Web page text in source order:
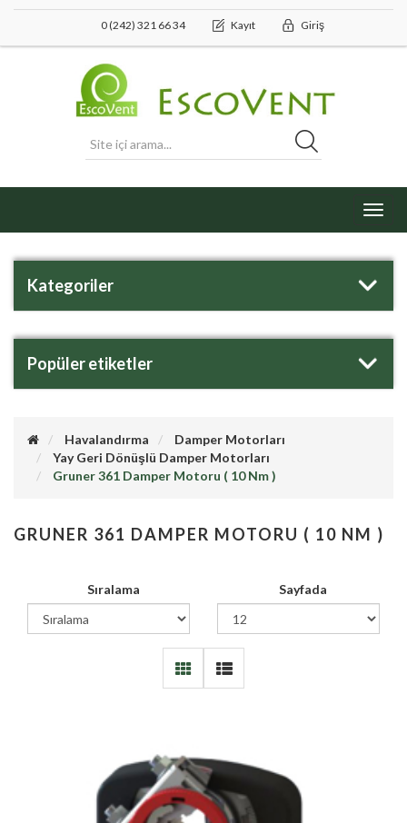
0 (242) 321 66 34 Kayıt Giriş
Kategoriler
Popüler etiketler
Havalandırma
Damper Motorları
Yay Geri Dönüşlü Damper Motorları
Gruner 361 Damper Motoru ( 10 Nm )
GRUNER 361 DAMPER MOTORU ( 10 NM )
Sıralama Sayfada